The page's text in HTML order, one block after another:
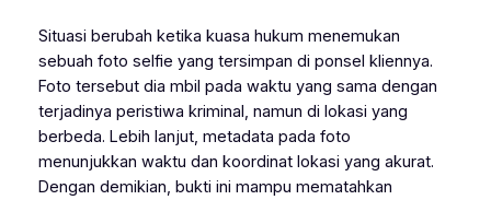
Situasi berubah ketika kuasa hukum menemukan
sebuah foto selfie yang tersimpan di ponsel kliennya.
Foto tersebut dia mbil pada waktu yang sama dengan
terjadinya peristiwa kriminal, namun di lokasi yang
berbeda. Lebih lanjut, metadata pada foto
menunjukkan waktu dan koordinat lokasi yang akurat.
Dengan demikian, bukti ini mampu mematahkan